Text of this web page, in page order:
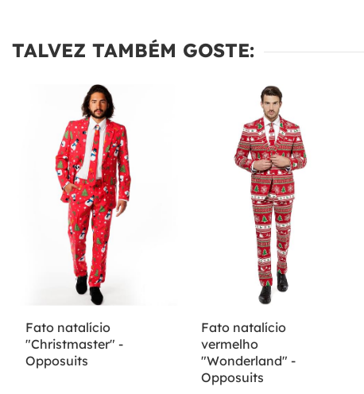
TALVEZ TAMBÉM GOSTE:
Fato natalício
"Christmaster" -
Opposuits
Fato natalício
vermelho
"Wonderland" -
Opposuits